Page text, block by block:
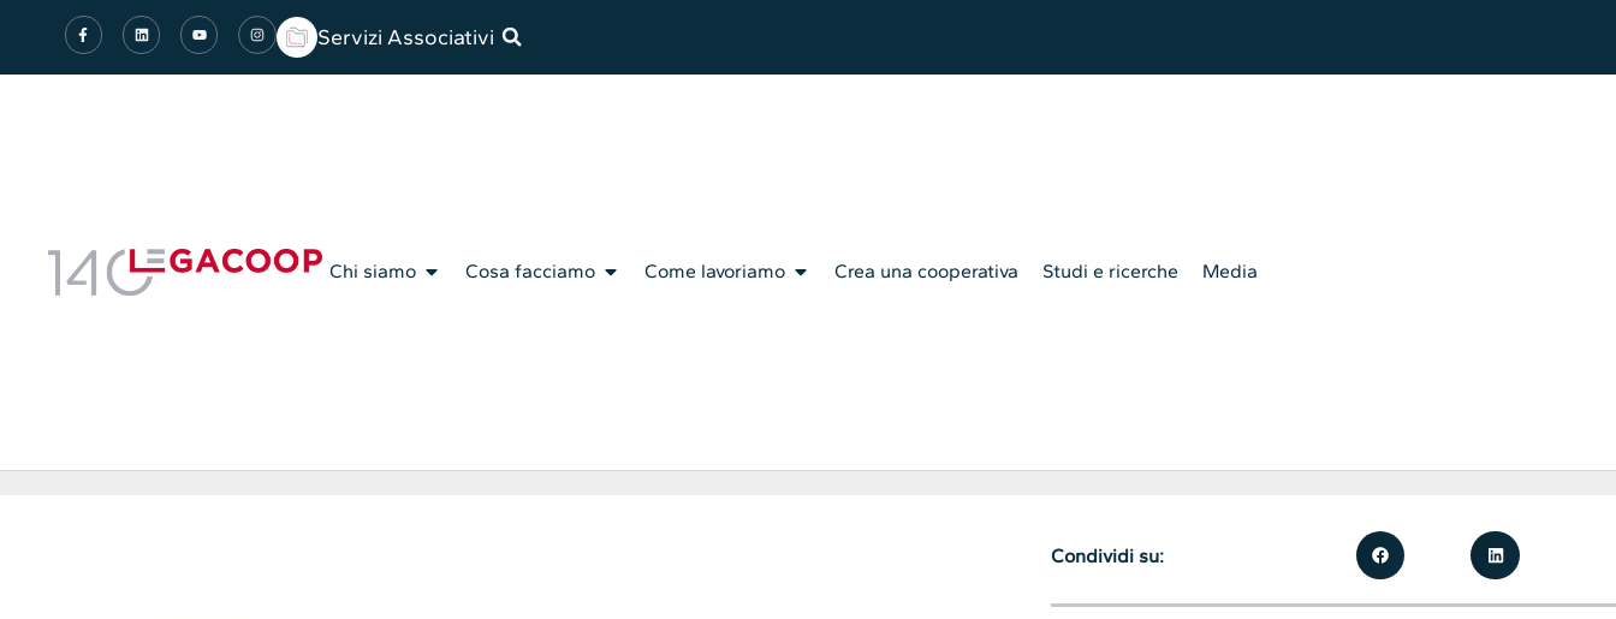
Servizi Associativi
Chi siamo Cosa facciamo Come lavoriamo Crea una cooperativa Studi e ricerche Media
Condividi su: